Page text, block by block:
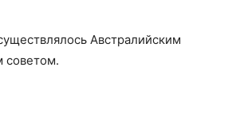
Австралийским
советом.